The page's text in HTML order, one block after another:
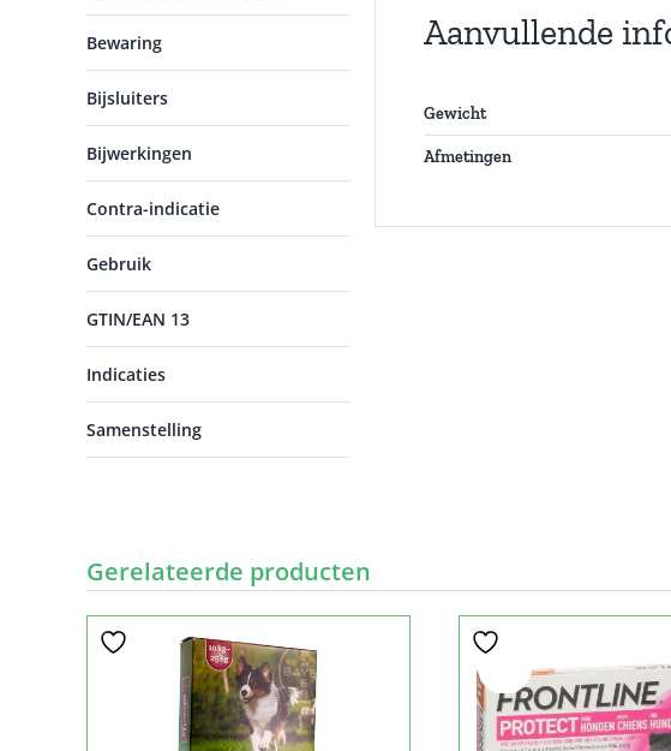
Bewaring
Bijsluiters
Bijwerkingen
Contra-indicatie
Gebruik
GTIN/EAN 13
Indicaties
Samenstelling
Aanvullende
Gewicht
Afmetingen
Gerelateerde producten